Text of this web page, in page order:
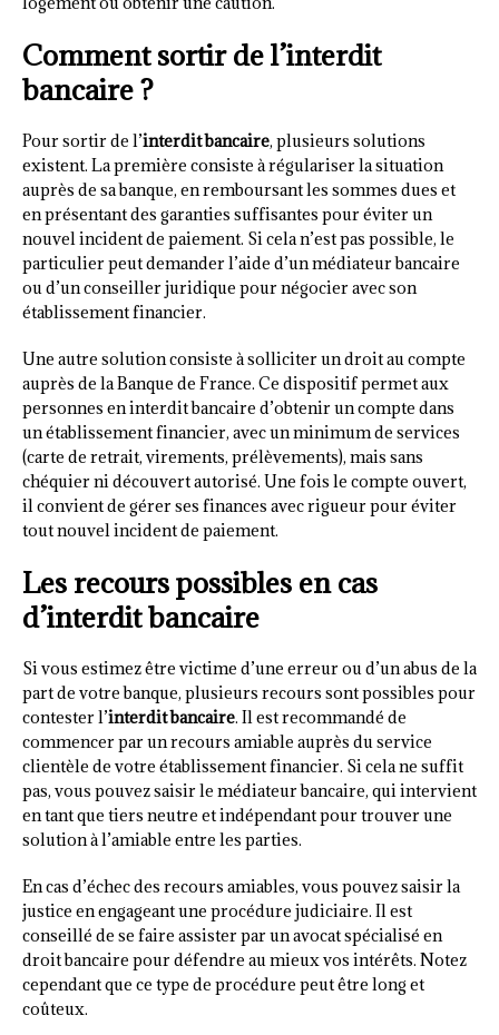
Comment sortir de l’interdit
bancaire ?
Pour sortir de l’interdit bancaire, plusieurs solutions
existent. La première consiste à régulariser la situation
auprès de sa banque, en remboursant les sommes dues et
en présentant des garanties suffisantes pour éviter un
nouvel incident de paiement. Si cela n’est pas possible, le
particulier peut demander l’aide d’un médiateur bancaire
ou d’un conseiller juridique pour négocier avec son
établissement financier.
Une autre solution consiste à solliciter un droit au compte
auprès de la Banque de France. Ce dispositif permet aux
personnes en interdit bancaire d’obtenir un compte dans
un établissement financier, avec un minimum de services
(carte de retrait, virements, prélèvements), mais sans
chéquier ni découvert autorisé. Une fois le compte ouvert,
il convient de gérer ses finances avec rigueur pour éviter
tout nouvel incident de paiement.
Les recours possibles en cas
d’interdit bancaire
Si vous estimez être victime d’une erreur ou d’un abus de la
part de votre banque, plusieurs recours sont possibles pour
contester l’interdit bancaire. Il est recommandé de
commencer par un recours amiable auprès du service
clientèle de votre établissement financier. Si cela ne suffit
pas, vous pouvez saisir le médiateur bancaire, qui intervient
en tant que tiers neutre et indépendant pour trouver une
solution à l’amiable entre les parties.
En cas d’échec des recours amiables, vous pouvez saisir la
justice en engageant une procédure judiciaire. Il est
conseillé de se faire assister par un avocat spécialisé en
droit bancaire pour défendre au mieux vos intérêts. Notez
cependant que ce type de procédure peut être long et
coûteux.